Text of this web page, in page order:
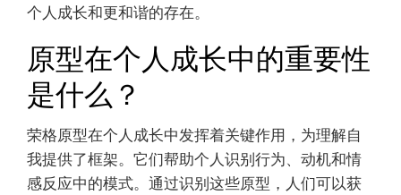
个人成长和更和谐的存在。
原型在个人成长中的重要性
是什么？
荣格原型在个人成长中发挥着关键作用，为理解自
我提供了框架。它们帮助个人识别行为、动机和情
感反应中的模式。通过识别这些原型，人们可以获